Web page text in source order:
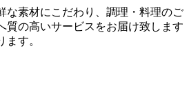
な素材にこだわり、調理・料理のご
質の高いサービスをお届け致します
ます。